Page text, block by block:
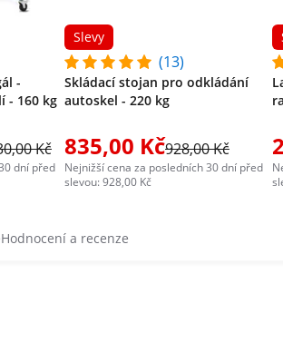
-
- 160 kg
Kč
dní před
Slevy
(13)
Skládací stojan pro odkládání
autoskel - 220 kg
835,00 Kč928,00 Kč
Nejnižší cena za posledních 30 dní před
slevou: 928,00 Kč
Hodnocení a recenze